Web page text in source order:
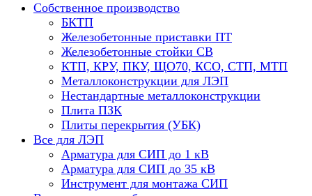
Собственное производство
БКТП
Железобетонные приставки ПТ
Железобетонные стойки СВ
КТП, КРУ, ПКУ, ЩО70, КСО, СТП, МТП
Металлоконструкции для ЛЭП
Нестандартные металлоконструкции
Плита ПЗК
Плиты перекрытия (УБК)
Все для ЛЭП
Арматура для СИП до 1 кВ
Арматура для СИП до 35 кВ
Инструмент для монтажа СИП